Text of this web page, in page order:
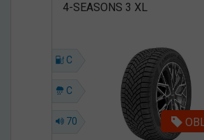
4-SEASONS 3 XL
C
C
70